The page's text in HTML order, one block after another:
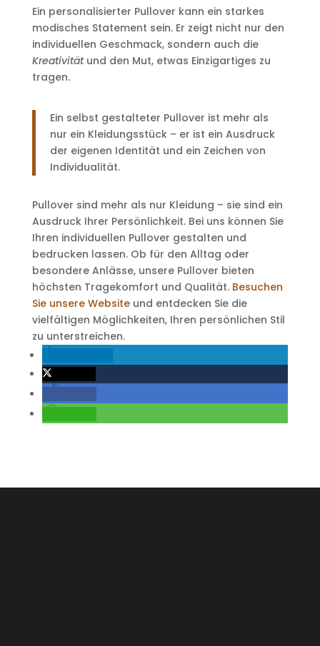
Ein personalisierter Pullover kann ein starkes
modisches Statement sein. Er zeigt nicht nur den
individuellen Geschmack, sondern auch die
Kreativitätund den Mut, etwas Einzigartiges zu
tragen.
Ein selbst gestalteter Pullover ist mehr als
nur ein Kleidungsstück – er ist ein Ausdruck
der eigenen Identität und ein Zeichen von
Individualität.
Pullover sind mehr als nur Kleidung – sie sind ein
Ausdruck Ihrer Persönlichkeit. Bei uns können Sie
Ihren individuellen Pullover gestalten und
bedrucken lassen. Ob für den Alltag oder
besondere Anlässe, unsere Pullover bieten
höchsten Tragekomfort und Qualität. Besuchen
Sie unsere Websiteund entdecken Sie die
vielfältigen Möglichkeiten, Ihren persönlichen Stil
zu unterstreichen.